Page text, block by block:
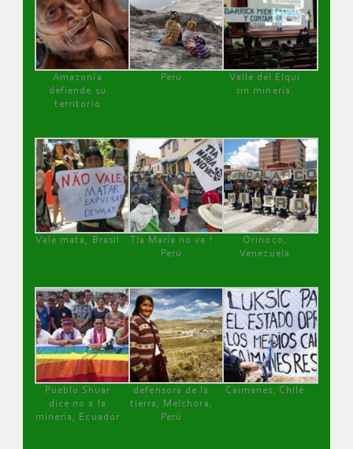
Amazonía
defiende su
territorio
Perú
Valle del Elqui
sin minería.
Vale mata, Brasil
Tía María no va !
Perú
Orinoco,
Venezuela
Pueblo Shuar
dice no a la
minería, Ecuador
defensora de la
tierra, Melchora,
Perú
Caimanes, Chile